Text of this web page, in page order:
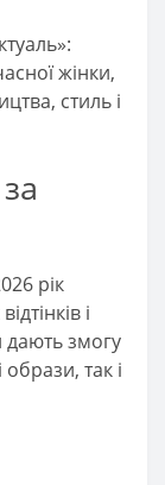
жінки,
стиль і
рік
і
дають змогу
так і